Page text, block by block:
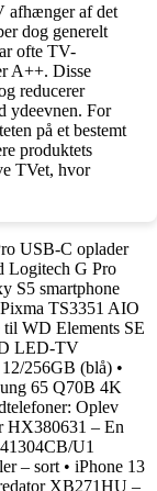
afhænger af det
dog generelt
ofte TV-
A++. Disse
reducerer
ydeevnen. For
på et bestemt
produktets
TVet, hvor
USB-C oplader
Logitech G Pro
S5 smartphone
TS3351 AIO
WD Elements SE
LED-TV
256GB (blå) •
65 Q70B 4K
Oplev
HX380631 – En
U1
– sort • iPhone 13
XB271HU –